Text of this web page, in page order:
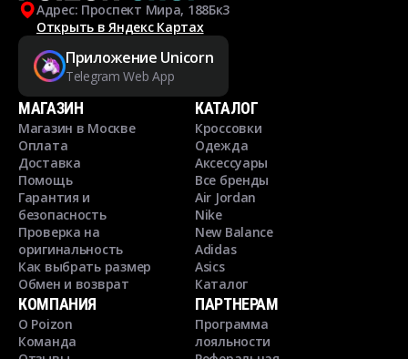
Адрес: Проспект Мира, 188Бк3
Открыть в Яндекс Картах
Приложение Unicorn
Telegram Web App
МАГАЗИН
Магазин в Москве
Оплата
Доставка
Помощь
Гарантия и
безопасность
Проверка на
оригинальность
Как выбрать размер
Обмен и возврат
КАТАЛОГ
Кроссовки
Одежда
Аксессуары
Все бренды
Air Jordan
Nike
New Balance
Adidas
Asics
Каталог
КОМПАНИЯ
О Poizon
Команда
ПАРТНЕРАМ
Программа
лояльности